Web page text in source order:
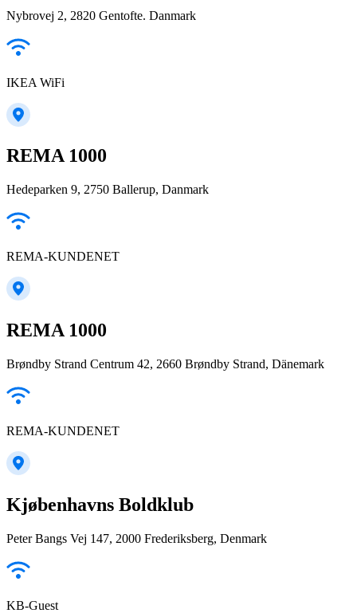
Nybrovej 2, 2820 Gentofte. Danmark
IKEA WiFi
REMA 1000
Hedeparken 9, 2750 Ballerup, Danmark
REMA-KUNDENET
REMA 1000
Brøndby Strand Centrum 42, 2660 Brøndby Strand, Dänemark
REMA-KUNDENET
Kjøbenhavns Boldklub
Peter Bangs Vej 147, 2000 Frederiksberg, Denmark
KB-Guest